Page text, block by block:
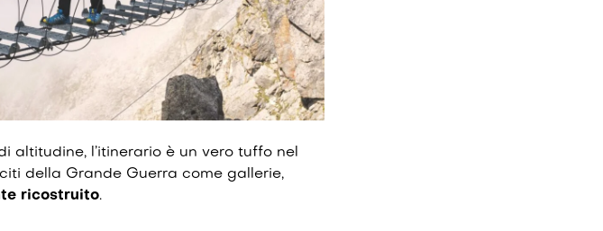
l’itinerario è un vero tuffo nel
della Grande Guerra come gallerie,
ricostruito.